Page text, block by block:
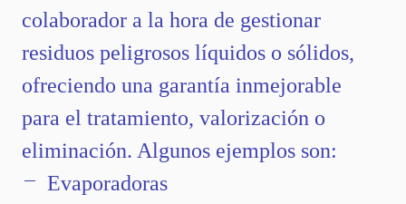
colaborador a la hora de gestionar
residuos peligrosos líquidos o sólidos,
ofreciendo una garantía inmejorable
para el tratamiento, valorización o
eliminación. Algunos ejemplos son:
Evaporadoras